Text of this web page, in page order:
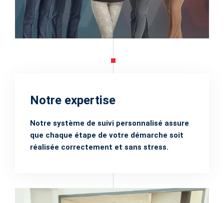
Notre expertise
Notre système de suivi personnalisé assure
que chaque étape de votre démarche soit
réalisée correctement et sans stress.